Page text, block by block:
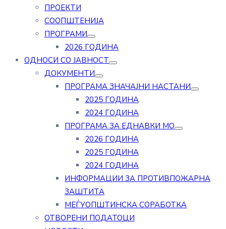
ПРОЕКТИ
СООПШТЕНИЈА
ПРОГРАМИ
2026 ГОДИНА
ОДНОСИ СО ЈАВНОСТ
ДОКУМЕНТИ
ПРОГРАМА ЗНАЧАЈНИ НАСТАНИ
2025 ГОДИНА
2024 ГОДИНА
ПРОГРАМА ЗА ЕДНАВКИ МО
2026 ГОДИНА
2025 ГОДИНА
2024 ГОДИНА
ИНФОРМАЦИИ ЗА ПРОТИВПОЖАРНА
ЗАШТИТА
МЕЃУОПШТИНСКА СОРАБОТКА
ОТВОРЕНИ ПОДАТОЦИ